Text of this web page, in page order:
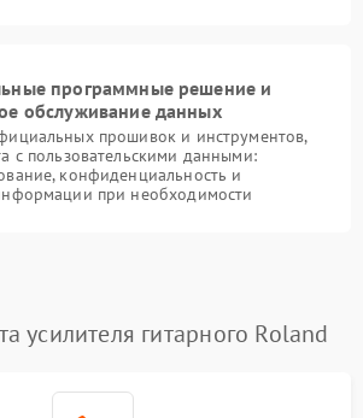
программные решение и
обслуживание данных
прошивок и инструментов,
с пользовательскими данными:
конфиденциальность и
при необходимости
усилителя гитарного Roland